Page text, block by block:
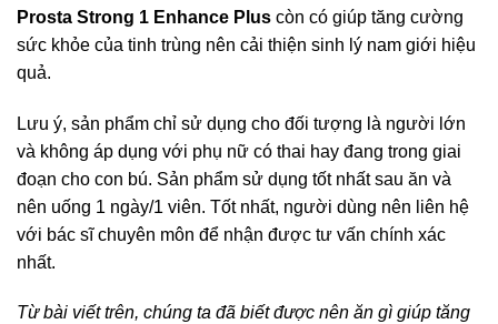
Prosta Strong 1 Enhance Plus còn có giúp tăng cường
sức khỏe của tinh trùng nên cải thiện sinh lý nam giới hiệu
quả.
Lưu ý, sản phẩm chỉ sử dụng cho đối tượng là người lớn
và không áp dụng với phụ nữ có thai hay đang trong giai
đoạn cho con bú. Sản phẩm sử dụng tốt nhất sau ăn và
nên uống 1 ngày/1 viên. Tốt nhất, người dùng nên liên hệ
với bác sĩ chuyên môn để nhận được tư vấn chính xác
nhất.
Từ bài viết trên, chúng ta đã biết được nên ăn gì giúp tăng